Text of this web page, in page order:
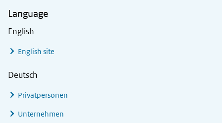
Language
English
English site
Deutsch
Privatpersonen
Unternehmen